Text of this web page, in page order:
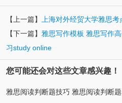
【上一篇】
上海对外经贸大学雅思
【下一篇】 雅思写作模板 雅思写作
习study online
您可能还会对这些文章感兴趣！
雅思阅读判断题技巧 雅思阅读判断